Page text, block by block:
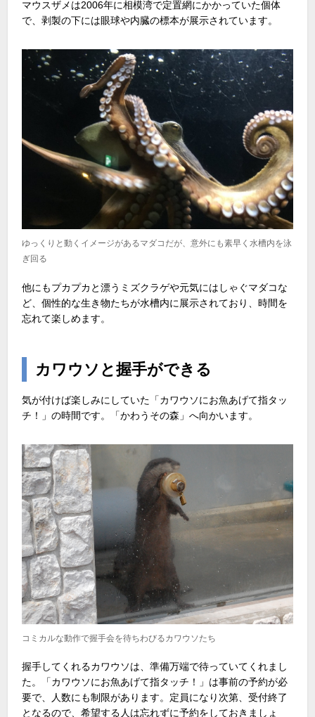
マウスザメは2006年に相模湾で定置網にかかっていた個体
で、剥製の下には眼球や内臓の標本が展示されています。
ゆっくりと動くイメージがあるマダコだが、意外にも素早く水槽内を泳
ぎ回る
他にもプカプカと漂うミズクラゲや元気にはしゃぐマダコな
ど、個性的な生き物たちが水槽内に展示されており、時間を
忘れて楽しめます。
カワウソと握手ができる
気が付けば楽しみにしていた「カワウソにお魚あげて指タッ
チ！」の時間です。「かわうその森」へ向かいます。
コミカルな動作で握手会を待ちわびるカワウソたち
握手してくれるカワウソは、準備万端で待っていてくれまし
た。「カワウソにお魚あげて指タッチ！」は事前の予約が必
要で、人数にも制限があります。定員になり次第、受付終了
となるので、希望する人は忘れずに予約をしておきましょ